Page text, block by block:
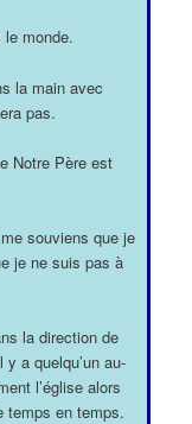
monde.
la main avec
pas.
Notre Père est
souviens que je
je ne suis pas à
la direction de
a quelqu’un au-
l’église alors
temps en temps.